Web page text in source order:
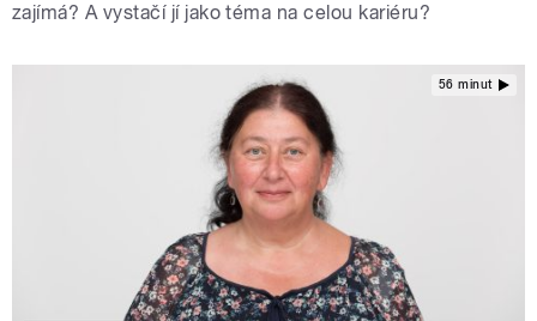
zajímá? A vystačí jí jako téma na celou kariéru?
56 minut